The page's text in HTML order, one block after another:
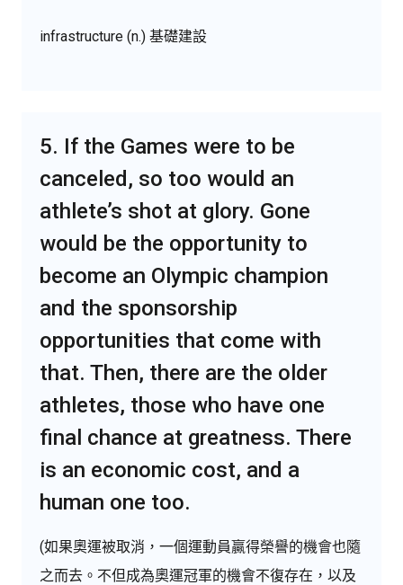
infrastructure (n.) 基礎建設
5. If the Games were to be
canceled, so too would an
athlete’s shot at glory. Gone
would be the opportunity to
become an Olympic champion
and the sponsorship
opportunities that come with
that. Then, there are the older
athletes, those who have one
final chance at greatness. There
is an economic cost, and a
human one too.
(如果奧運被取消，一個運動員贏得榮譽的機會也隨
之而去。不但成為奧運冠軍的機會不復存在，以及